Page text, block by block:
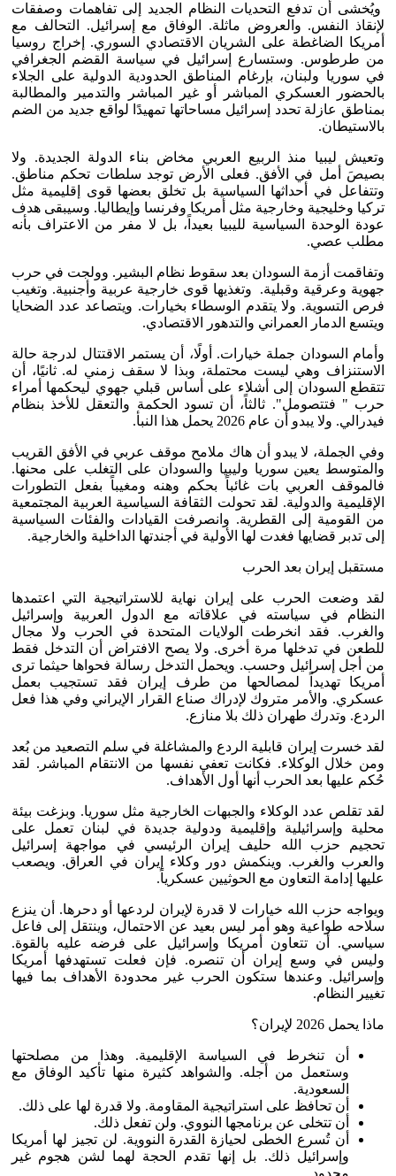
ويُخشى أن تدفع التحديات النظام الجديد إلى تفاهمات وصفقات
لإنقاذ النفس. والعروض ماثلة. الوفاق مع إسرائيل. التحالف مع
أمريكا الضاغطة على الشريان الاقتصادي السوري. إخراج روسيا
من طرطوس. وستسارع إسرائيل في سياسة القضم الجغرافي
في سوريا ولبنان، بإرغام المناطق الحدودية الدولية على الجلاء
بالحضور العسكري المباشر أو غير المباشر والتدمير والمطالبة
بمناطق عازلة تحدد إسرائيل مساحاتها تمهيدًا لواقع جديد من الضم
بالاستيطان.
وتعيش ليبيا منذ الربيع العربي مخاض بناء الدولة الجديدة. ولا
بصيصَ أمل في الأفق. فعلى الأرض توجد سلطات تحكم مناطق.
وتتفاعل في أحداثها السياسية بل تخلق بعضها قوى إقليمية مثل
تركيا وخليجية وخارجية مثل أمريكا وفرنسا وإيطاليا. وسيبقى هدف
عودة الوحدة السياسية لليبيا بعيداً، بل لا مفر من الاعتراف بأنه
مطلب عصي.
وتفاقمت أزمة السودان بعد سقوط نظام البشير. وولجت في حرب
جهوية وعرقية وقبلية. وتغذيها قوى خارجية عربية وأجنبية. وتغيب
فرص التسوية. ولا يتقدم الوسطاء بخيارات. ويتصاعد عدد الضحايا
ويتسع الدمار العمراني والتدهور الاقتصادي.
وأمام السودان جملة خيارات. أولًا، أن يستمر الاقتتال لدرجة حالة
الاستنزاف وهي ليست محتملة، وبذا لا سقف زمني له. ثانيًا، أن
تتقطع السودان إلى أشلاء على أساس قبلي جهوي ليحكمها أمراء
حرب " فتتصومل". ثالثاً، أن تسود الحكمة والتعقل للأخذ بنظام
فيدرالي. ولا يبدو أن عام 2026 يحمل هذا النبأ.
وفي الجملة، لا يبدو أن هاك ملامح موقف عربي في الأفق القريب
والمتوسط يعين سوريا وليبيا والسودان على التغلب على محنها.
فالموقف العربي بات غائباً بحكم وهنه ومغيباً بفعل التطورات
الإقليمية والدولية. لقد تحولت الثقافة السياسية العربية المجتمعية
من القومية إلى القطرية. وانصرفت القيادات والفئات السياسية
إلى تدبر قضايها فغدت لها الأولية في أجندتها الداخلية والخارجية.
مستقبل إيران بعد الحرب
لقد وضعت الحرب على إيران نهاية للاستراتيجية التي اعتمدها
النظام في سياسته في علاقاته مع الدول العربية وإسرائيل
والغرب. فقد انخرطت الولايات المتحدة في الحرب ولا مجال
للطعن في تدخلها مرة أخرى. ولا يصح الافتراض أن التدخل فقط
من أجل إسرائيل وحسب. ويحمل التدخل رسالة فحواها حيثما ترى
أمريكا تهديداً لمصالحها من طرف إيران فقد تستجيب بعمل
عسكري. والأمر متروك لإدراك صناع القرار الإيراني وفي هذا فعل
الردع. وتدرك طهران ذلك بلا منازع.
لقد خسرت إيران قابلية الردع والمشاغلة في سلم التصعيد من بُعد
ومن خلال الوكلاء. فكانت تعفي نفسها من الانتقام المباشر. لقد
حُكم عليها بعد الحرب أنها أول الأهداف.
لقد تقلص عدد الوكلاء والجبهات الخارجية مثل سوريا. وبزغت بيئة
محلية وإسرائيلية وإقليمية ودولية جديدة في لبنان تعمل على
تحجيم حزب الله حليف إيران الرئيسي في مواجهة إسرائيل
والعرب والغرب. وينكمش دور وكلاء إيران في العراق. ويصعب
عليها إدامة التعاون مع الحوثيين عسكرياً.
ويواجه حزب الله خيارات لا قدرة لإيران لردعها أو دحرها. أن ينزع
سلاحه طواعية وهو أمر ليس بعيد عن الاحتمال، وينتقل إلى فاعل
سياسي. أن تتعاون أمريكا وإسرائيل على فرضه عليه بالقوة.
وليس في وسع إيران أن تنصره. فإن فعلت تستهدفها أمريكا
وإسرائيل. وعندها ستكون الحرب غير محدودة الأهداف بما فيها
تغيير النظام.
ماذا يحمل 2026 لإيران؟
أن تنخرط في السياسة الإقليمية. وهذا من مصلحتها
وستعمل من أجله. والشواهد كثيرة منها تأكيد الوفاق مع
السعودية.
أن تحافظ على استراتيجية المقاومة. ولا قدرة لها على ذلك.
أن تتخلى عن برنامجها النووي. ولن تفعل ذلك.
أن تُسرع الخطى لحيازة القدرة النووية. لن تجيز لها أمريكا
وإسرائيل ذلك. بل إنها تقدم الحجة لهما لشن هجوم غير